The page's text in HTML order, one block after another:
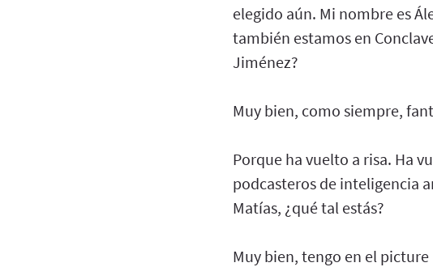
elegido aún. Mi nombre es
también estamos en
Jiménez?
Muy bien, como siempre,
Porque ha vuelto a risa. Ha
podcasteros de inteligencia
Matías, ¿qué tal estás?
Muy bien, tengo en el